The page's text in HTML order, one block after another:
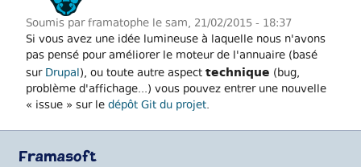
Soumis parframatophe le sam, 21/02/2015 - 18:37
Si vous avez une idée lumineuse à laquelle nous n'avons
pas pensé pour améliorer le moteur de l'annuaire (basé
sur Drupal), ou toute autre aspect technique (bug,
problème d'affichage...) vous pouvez entrer une nouvelle
« issue » sur le dépôt Git du projet.
Framasoft